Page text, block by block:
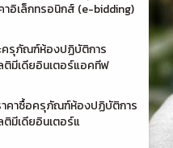
อิเล็กทรอนิกส์ (e-bidding)
รุภัณฑ์ห้องปฏิบัติการ
มีเดียอินเตอร์แอคทีฟ
าคาซื้อครุภัณฑ์ห้องปฏิบัติการ
มีเดียอินเตอร์แ